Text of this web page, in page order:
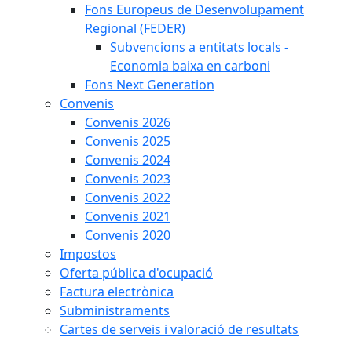
Fons Europeus de Desenvolupament
Regional (FEDER)
Subvencions a entitats locals -
Economia baixa en carboni
Fons Next Generation
Convenis
Convenis 2026
Convenis 2025
Convenis 2024
Convenis 2023
Convenis 2022
Convenis 2021
Convenis 2020
Impostos
Oferta pública d'ocupació
Factura electrònica
Subministraments
Cartes de serveis i valoració de resultats